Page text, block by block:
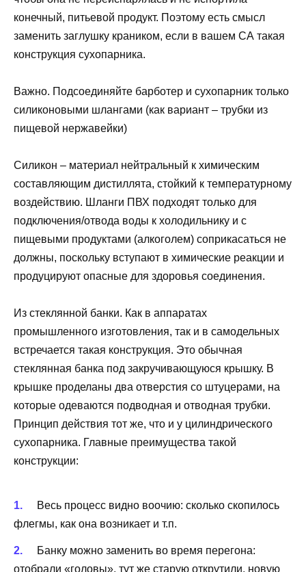
конечный, питьевой продукт. Поэтому есть смысл
заменить заглушку краником, если в вашем СА такая
конструкция сухопарника.
Важно. Подсоединяйте барботер и сухопарник только
силиконовыми шлангами (как вариант – трубки из
пищевой нержавейки)
Силикон – материал нейтральный к химическим
составляющим дистиллята, стойкий к температурному
воздействию. Шланги ПВХ подходят только для
подключения/отвода воды к холодильнику и с
пищевыми продуктами (алкоголем) соприкасаться не
должны, поскольку вступают в химические реакции и
продуцируют опасные для здоровья соединения.
Из стеклянной банки. Как в аппаратах
промышленного изготовления, так и в самодельных
встречается такая конструкция. Это обычная
стеклянная банка под закручивающуюся крышку. В
крышке проделаны два отверстия со штуцерами, на
которые одеваются подводная и отводная трубки.
Принцип действия тот же, что и у цилиндрического
сухопарника. Главные преимущества такой
конструкции:
Весь процесс видно воочию: сколько скопилось
флегмы, как она возникает и т.п.
Банку можно заменить во время перегона:
отобрали «головы», тут же старую открутили, новую